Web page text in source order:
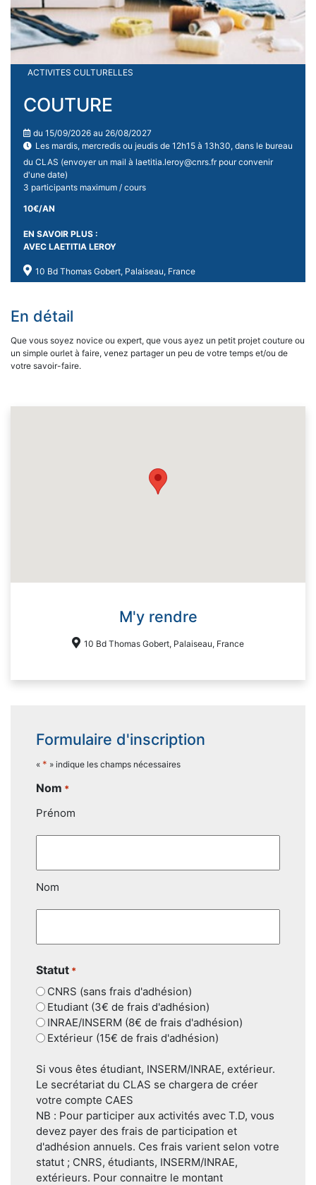
ACTIVITES CULTURELLES
COUTURE
du 15/09/2026 au 26/08/2027
Les mardis, mercredis ou jeudis de 12h15 à 13h30, dans le bureau
du CLAS (envoyer un mail à laetitia.leroy@cnrs.fr pour convenir
d'une date)
3 participants maximum / cours
10€/AN
EN SAVOIR PLUS :
AVEC LAETITIA LEROY
10 Bd Thomas Gobert, Palaiseau, France
En détail
Que vous soyez novice ou expert, que vous ayez un petit projet couture ou
un simple ourlet à faire, venez partager un peu de votre temps et/ou de
votre savoir-faire.
M'y rendre
10 Bd Thomas Gobert, Palaiseau, France
Formulaire d'inscription
« * » indique les champs nécessaires
Nom *
Prénom
Nom
Statut *
CNRS (sans frais d'adhésion)
Etudiant (3€ de frais d'adhésion)
INRAE/INSERM (8€ de frais d'adhésion)
Extérieur (15€ de frais d'adhésion)
Si vous êtes étudiant, INSERM/INRAE, extérieur.
Le secrétariat du CLAS se chargera de créer
votre compte CAES
NB : Pour participer aux activités avec T.D, vous
devez payer des frais de participation et
d'adhésion annuels. Ces frais varient selon votre
statut ; CNRS, étudiants, INSERM/INRAE,
extérieurs. Pour connaitre le montant